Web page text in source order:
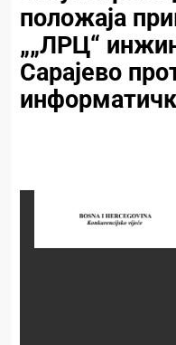
положаја
„„ЛРЦ“
Сарајево